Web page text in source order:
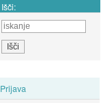
Išči:
Prijava